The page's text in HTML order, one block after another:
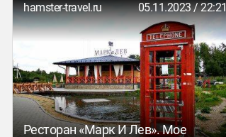
hamster-travel.ru 05.11.2023 /
Ресторан «Марк И Лев». Мое